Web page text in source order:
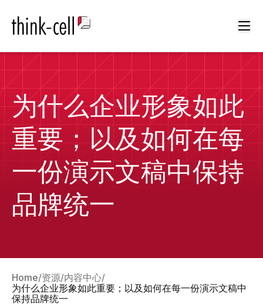
为什么企业形象如此
重要；以及如何在每
一份演示文稿中保持
品牌统一
Home 资源 内容中心
为什么企业形象如此重要；以及如何在每一份演示文稿中
保持品牌统一